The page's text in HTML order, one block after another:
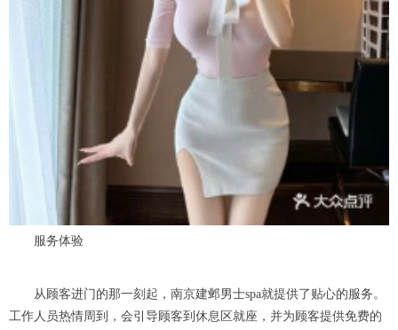
服务体验
从顾客进门的那一刻起，南京建邺男士spa就提供了贴心的服务。
工作人员热情周到，会引导顾客到休息区就座，并为顾客提供免费的